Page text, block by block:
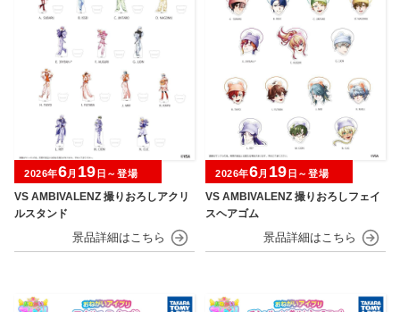
VS AMBIVALENZ 撮りおろしアクリ
ルスタンド
2026年6月 19 日～登場
VS AMBIVALENZ 撮りおろしフェイ
スヘアゴム
2026年6月 19 日～登場